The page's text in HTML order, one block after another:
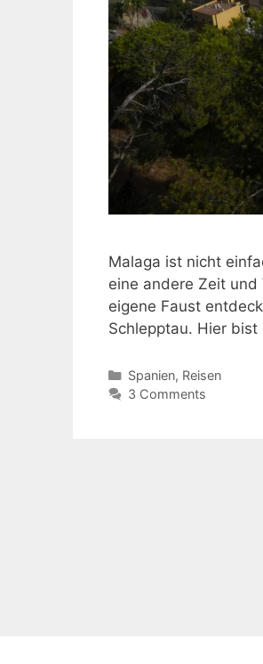
Malaga ist nicht
eine andere Zeit
eigene Faust
Schlepptau. Hier
Kategorien
Spanien, Reisen
3 Comments